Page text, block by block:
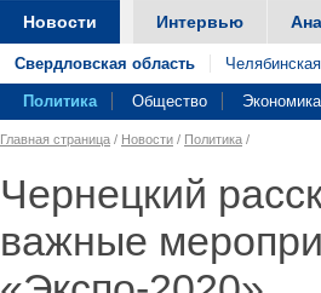
Новости Интервью
Свердловская область
Политика Общество Экономика
Главная страница / Новости / Политика /
Чернецкий
важные